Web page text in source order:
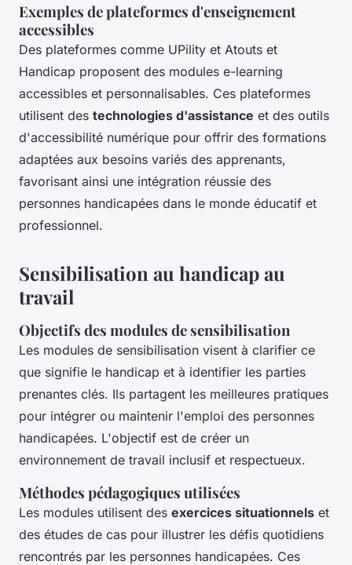
Exemples de plateformes d'enseignement
accessibles
Des plateformes comme UPility et Atouts et
Handicap proposent des modules e-learning
accessibles et personnalisables. Ces plateformes
utilisent des technologies d'assistance et des outils
d'accessibilité numérique pour offrir des formations
adaptées aux besoins variés des apprenants,
favorisant ainsi une intégration réussie des
personnes handicapées dans le monde éducatif et
professionnel.
Sensibilisation au handicap au
travail
Objectifs des modules de sensibilisation
Les modules de sensibilisation visent à clarifier ce
que signifie le handicap et à identifier les parties
prenantes clés. Ils partagent les meilleures pratiques
pour intégrer ou maintenir l'emploi des personnes
handicapées. L'objectif est de créer un
environnement de travail inclusif et respectueux.
Méthodes pédagogiques utilisées
Les modules utilisent des exercices situationnels et
des études de cas pour illustrer les défis quotidiens
rencontrés par les personnes handicapées. Ces